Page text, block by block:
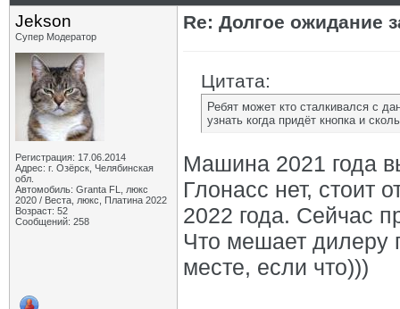
Jekson
Супер Модератор
Регистрация: 17.06.2014
Адрес: г. Озёрск, Челябинская
обл.
Автомобиль: Granta FL, люкс
2020 / Веста, люкс, Платина 2022
Возраст: 52
Сообщений: 258
Re: Долгое ожидание
Цитата:
Ребят может кто сталкивался с
узнать когда придёт кнопка и
Машина 2021 года
Глонасс нет, стоит
2022 года. Сейчас
Что мешает дилеру
месте, если что)))